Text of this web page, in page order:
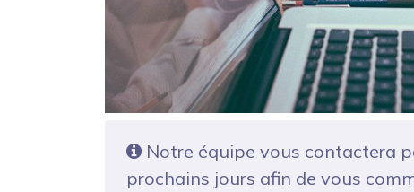
Notre équipe vous contactera
prochains jours afin de vous